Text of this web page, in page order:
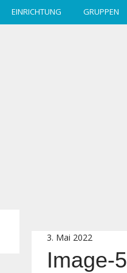
EINRICHTUNG GRUPPEN
3. Mai 2022
Image-5